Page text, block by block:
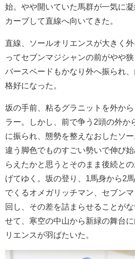
始。やや開いていた馬群が一気に
カーブして直線へ向いてきた。
直線、ソールオリエンスが大きく
ってセブンマジシャンの前がやや
バースペードもかなり外へ振られ
格好になった。
坂の手前、粘るグラニットを外か
ラー。しかし、前で争う2頭の外か
に振られ、態勢を整えなおしたソ
違う脚色でものすごい勢いで伸び
らえたかと思うとそのまま後続と
げてゆく。坂の登り、1馬身から2
でくるオメガリッチマン、セブン
回し、その差を詰まらせることが
せて、寒空の中山から新緑の舞台
リエンスが羽ばたいた。